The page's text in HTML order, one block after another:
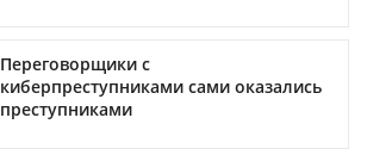
Переговорщики с
киберпреступниками сами оказались
преступниками